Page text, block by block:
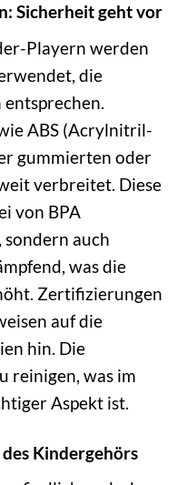
Sicherheit geht vor
Playern werden
die
ABS (Acrylnitril-
gummierten oder
verbreitet. Diese
von BPA
sondern auch
was die
Zertifizierungen
auf die
hin. Die
reinigen, was im
Aspekt ist.
Kindergehörs